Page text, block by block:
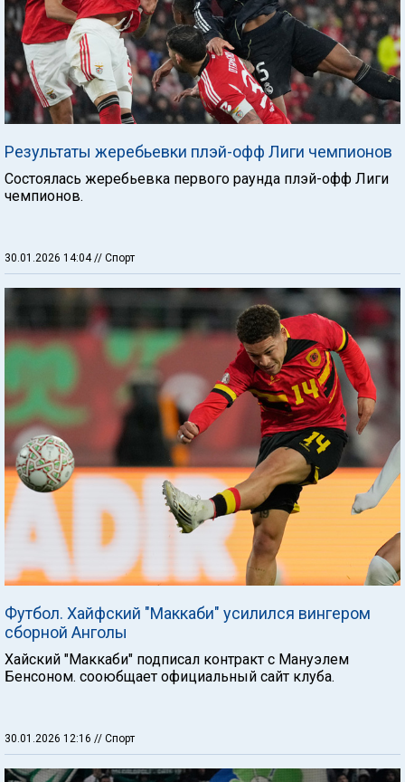
Результаты жеребьевки плэй-офф Лиги чемпионов
Состоялась жеребьевка первого раунда плэй-офф Лиги
чемпионов.
30.01.2026 14:04// Спорт
Футбол. Хайфский "Маккаби" усилился вингером
сборной Анголы
Хайский "Маккаби" подписал контракт с Мануэлем
Бенсоном. сооюбщает официальный сайт клуба.
30.01.2026 12:16 // Спорт